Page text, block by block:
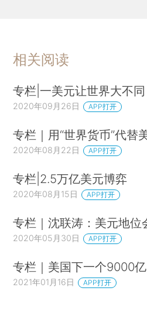
相关阅读
专栏|一美元让世界大不同
2020年09月26日 APP打开
专栏｜用“世界货币”代替
2020年08月22日 APP打开
专栏|2.5万亿美元博弈
2020年08月15日 APP打开
专栏｜沈联涛：美元地位
2020年05月30日 APP打开
专栏｜美国下一个9000亿
2021年01月16日 APP打开